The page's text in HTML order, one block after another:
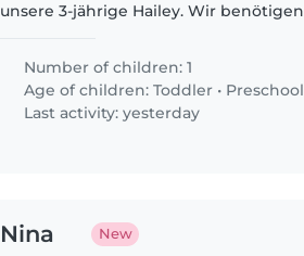
unsere 3-jährige Hailey. Wir
Haustieren auskennt und..
Number of children: 1
Age of children:Toddler •
Last activity: yesterday
Nina New